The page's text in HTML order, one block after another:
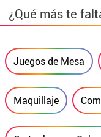
¿Qué más te
Juegos de Mesa
Maquillaje